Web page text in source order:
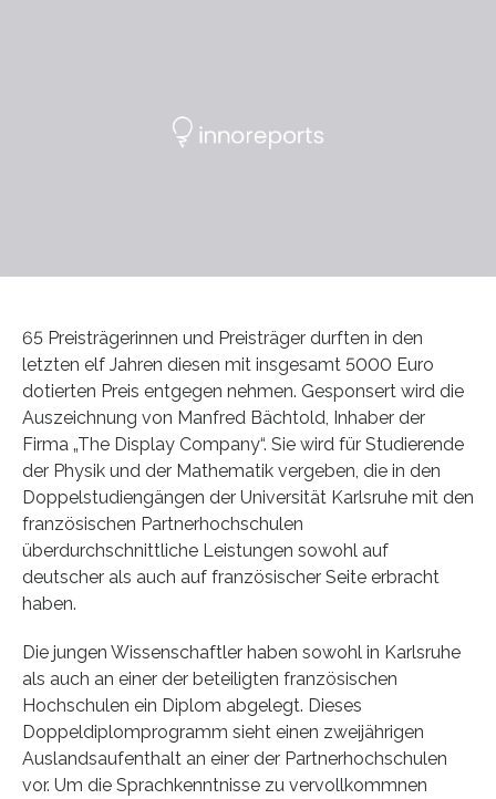
65 Preisträgerinnen und Preisträger durften in den
letzten elf Jahren diesen mit insgesamt 5000 Euro
dotierten Preis entgegen nehmen. Gesponsert wird die
Auszeichnung von Manfred Bächtold, Inhaber der
Firma „The Display Company“. Sie wird für Studierende
der Physik und der Mathematik vergeben, die in den
Doppelstudiengängen der Universität Karlsruhe mit den
französischen Partnerhochschulen
überdurchschnittliche Leistungen sowohl auf
deutscher als auch auf französischer Seite erbracht
haben.
Die jungen Wissenschaftler haben sowohl in Karlsruhe
als auch an einer der beteiligten französischen
Hochschulen ein Diplom abgelegt. Dieses
Doppeldiplomprogramm sieht einen zweijährigen
Auslandsaufenthalt an einer der Partnerhochschulen
vor. Um die Sprachkenntnisse zu vervollkommnen